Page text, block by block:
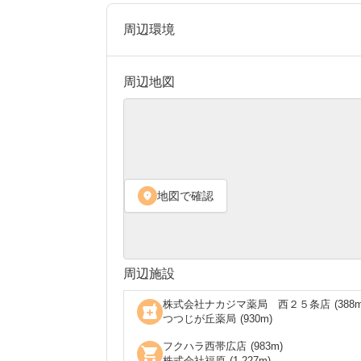
周辺環境
周辺地図
location_on 地図で確認
周辺施設
local_pharmacy 株式会社ナカジマ薬局 西２５条店 (388
つつじが丘薬局 (930m)
shopping_cart フクハラ西帯広店 (983m)